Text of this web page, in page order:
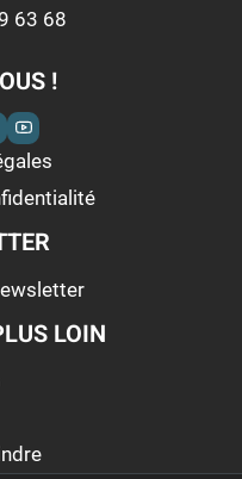
63 68
!
LOIN